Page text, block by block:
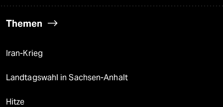
Themen
Iran-Krieg
Landtagswahl in Sachsen-Anhalt
Hitze